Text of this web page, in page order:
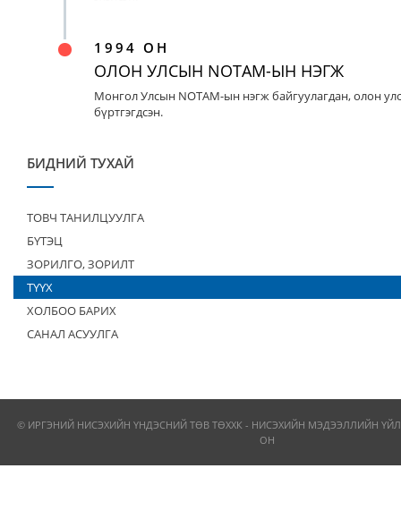
1994 ОН
ОЛОН УЛСЫН NOTAM-ЫН НЭГЖ
Монгол Улсын NOTAM-ын нэгж байгуулагдан, олон
бүртгэгдсэн.
БИДНИЙ ТУХАЙ
ТОВЧ ТАНИЛЦУУЛГА
БҮТЭЦ
ЗОРИЛГО, ЗОРИЛТ
ТҮҮХ
ХОЛБОО БАРИХ
САНАЛ АСУУЛГА
© ИРГЭНИЙ НИСЭХИЙН ҮНДЭСНИЙ ТӨВ ТӨХХК - НИСЭХИЙН МЭДЭЭЛЛИЙН
ОН